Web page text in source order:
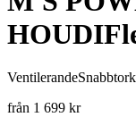
HOUDI
Ventilerande
från 1 699 kr